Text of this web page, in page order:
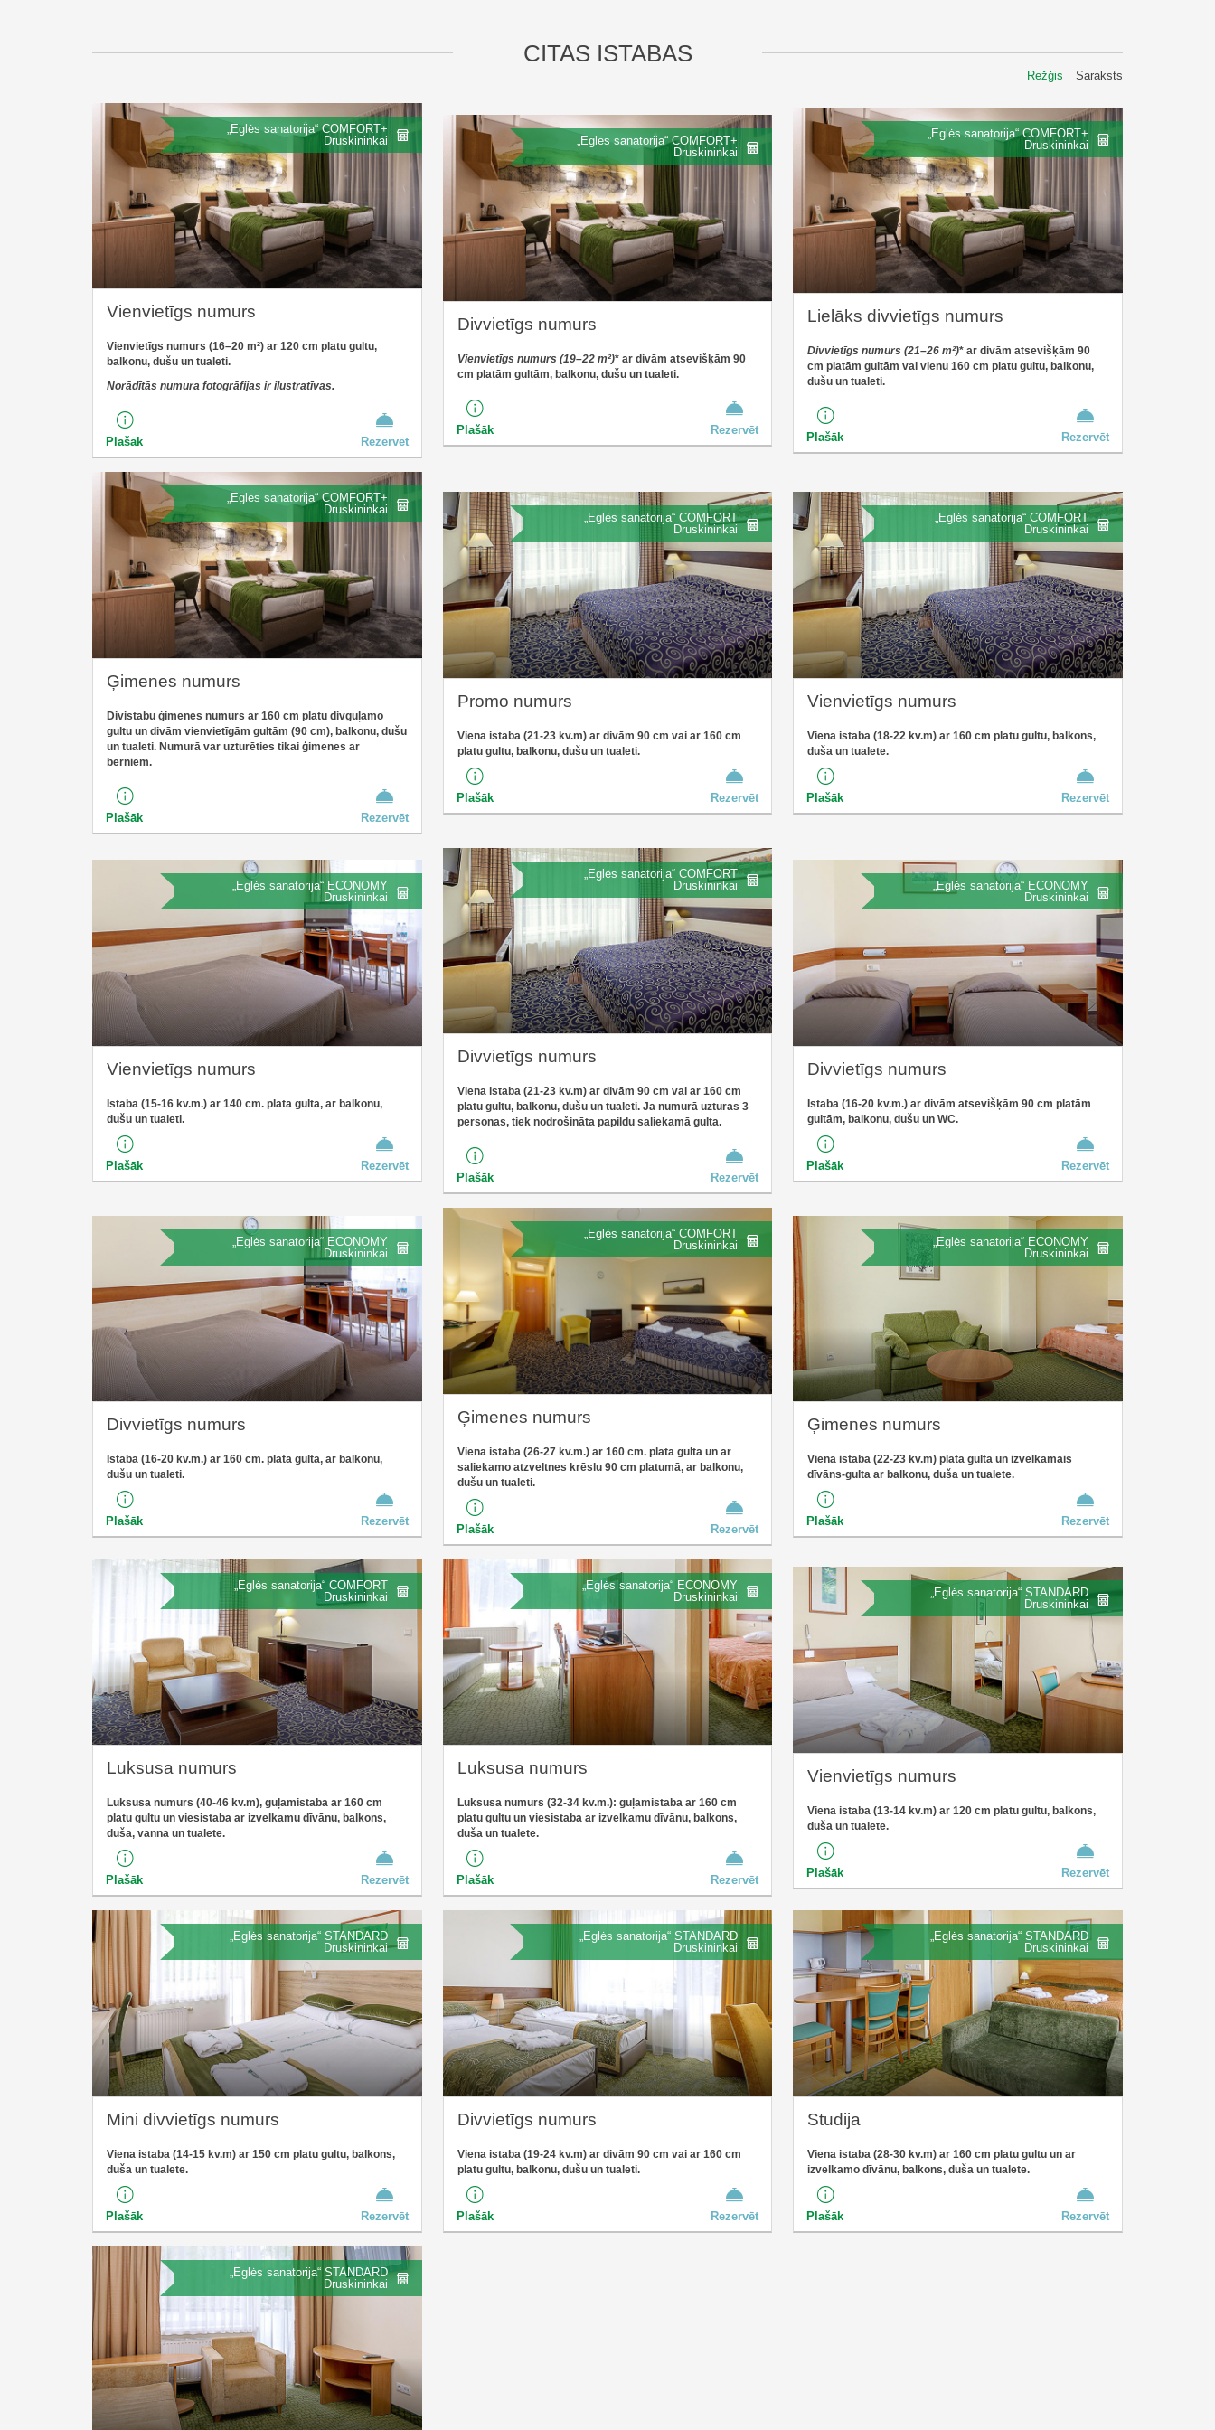
CITAS ISTABAS
Režģis Saraksts
„Eglės sanatorija“ COMFORT+
Druskininkai
Vienvietīgs numurs
Vienvietīgs numurs (16–20 m²) ar 120 cm platu gultu,
balkonu, dušu un tualeti.
Norādītās numura fotogrāfijas ir ilustratīvas.
Plašāk Rezervēt
„Eglės sanatorija“ COMFORT+
Druskininkai
Divvietīgs numurs
Vienvietīgs numurs (19–22 m²)* ar divām atsevišķām 90
cm platām gultām, balkonu, dušu un tualeti.
Plašāk Rezervēt
„Eglės sanatorija“ COMFORT+
Druskininkai
Lielāks divvietīgs numurs
Divvietīgs numurs (21–26 m²)* ar divām atsevišķām 90
cm platām gultām vai vienu 160 cm platu gultu, balkonu,
dušu un tualeti.
Plašāk Rezervēt
„Eglės sanatorija“ COMFORT+
Druskininkai
Ģimenes numurs
Divistabu ģimenes numurs ar 160 cm platu divguļamo
gultu un divām vienvietīgām gultām (90 cm), balkonu, dušu
un tualeti. Numurā var uzturēties tikai ģimenes ar
bērniem.
Plašāk Rezervēt
„Eglės sanatorija“ COMFORT
Druskininkai
Promo numurs
Viena istaba (21-23 kv.m) ar divām 90 cm vai ar 160 cm
platu gultu, balkonu, dušu un tualeti.
Plašāk Rezervēt
„Eglės sanatorija“ COMFORT
Druskininkai
Vienvietīgs numurs
Viena istaba (18-22 kv.m) ar 160 cm platu gultu, balkons,
duša un tualete.
Plašāk Rezervēt
„Eglės sanatorija“ ECONOMY
Druskininkai
Vienvietīgs numurs
Istaba (15-16 kv.m.) ar 140 cm. plata gulta, ar balkonu,
dušu un tualeti.
Plašāk Rezervēt
„Eglės sanatorija“ COMFORT
Druskininkai
Divvietīgs numurs
Viena istaba (21-23 kv.m) ar divām 90 cm vai ar 160 cm
platu gultu, balkonu, dušu un tualeti. Ja numurā uzturas 3
personas, tiek nodrošināta papildu saliekamā gulta.
Plašāk Rezervēt
„Eglės sanatorija“ ECONOMY
Druskininkai
Divvietīgs numurs
Istaba (16-20 kv.m.) ar divām atsevišķām 90 cm platām
gultām, balkonu, dušu un WC.
Plašāk Rezervēt
„Eglės sanatorija“ ECONOMY
Druskininkai
Divvietīgs numurs
Istaba (16-20 kv.m.) ar 160 cm. plata gulta, ar balkonu,
dušu un tualeti.
Plašāk Rezervēt
„Eglės sanatorija“ COMFORT
Druskininkai
Ģimenes numurs
Viena istaba (26-27 kv.m.) ar 160 cm. plata gulta un ar
saliekamo atzveltnes krēslu 90 cm platumā, ar balkonu,
dušu un tualeti.
Plašāk Rezervēt
„Eglės sanatorija“ ECONOMY
Druskininkai
Ģimenes numurs
Viena istaba (22-23 kv.m) plata gulta un izvelkamais
dīvāns-gulta ar balkonu, duša un tualete.
Plašāk Rezervēt
„Eglės sanatorija“ COMFORT
Druskininkai
Luksusa numurs
Luksusa numurs (40-46 kv.m), guļamistaba ar 160 cm
platu gultu un viesistaba ar izvelkamu dīvānu, balkons,
duša, vanna un tualete.
Plašāk Rezervēt
„Eglės sanatorija“ ECONOMY
Druskininkai
Luksusa numurs
Luksusa numurs (32-34 kv.m.): guļamistaba ar 160 cm
platu gultu un viesistaba ar izvelkamu dīvānu, balkons,
duša un tualete.
Plašāk Rezervēt
„Eglės sanatorija“ STANDARD
Druskininkai
Vienvietīgs numurs
Viena istaba (13-14 kv.m) ar 120 cm platu gultu, balkons,
duša un tualete.
Plašāk Rezervēt
„Eglės sanatorija“ STANDARD
Druskininkai
Mini divvietīgs numurs
Viena istaba (14-15 kv.m) ar 150 cm platu gultu, balkons,
duša un tualete.
Plašāk Rezervēt
„Eglės sanatorija“ STANDARD
Druskininkai
Divvietīgs numurs
Viena istaba (19-24 kv.m) ar divām 90 cm vai ar 160 cm
platu gultu, balkonu, dušu un tualeti.
Plašāk Rezervēt
„Eglės sanatorija“ STANDARD
Druskininkai
Studija
Viena istaba (28-30 kv.m) ar 160 cm platu gultu un ar
izvelkamo dīvānu, balkons, duša un tualete.
Plašāk Rezervēt
„Eglės sanatorija“ STANDARD
Druskininkai